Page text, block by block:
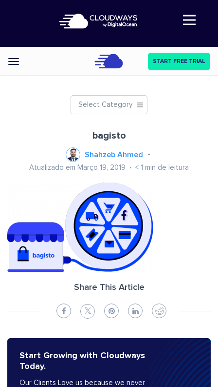
Abre a navegação
Categories START FREE TRIAL
Select Category
bagisto
Shahzeb Ahmed
Atualizado em Março 19, 2019 < 1 min de leitura
Share This Article
Start Growing with Cloudways
Today.
Our Clients Love us because we never